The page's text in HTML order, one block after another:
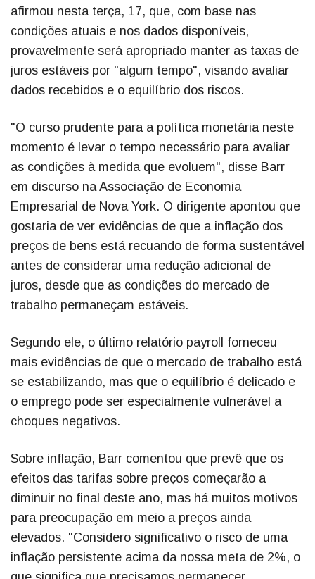
afirmou nesta terça, 17, que, com base nas
condições atuais e nos dados disponíveis,
provavelmente será apropriado manter as taxas de
juros estáveis por "algum tempo", visando avaliar
dados recebidos e o equilíbrio dos riscos.
"O curso prudente para a política monetária neste
momento é levar o tempo necessário para avaliar
as condições à medida que evoluem", disse Barr
em discurso na Associação de Economia
Empresarial de Nova York. O dirigente apontou que
gostaria de ver evidências de que a inflação dos
preços de bens está recuando de forma sustentável
antes de considerar uma redução adicional de
juros, desde que as condições do mercado de
trabalho permaneçam estáveis.
Segundo ele, o último relatório payroll forneceu
mais evidências de que o mercado de trabalho está
se estabilizando, mas que o equilíbrio é delicado e
o emprego pode ser especialmente vulnerável a
choques negativos.
Sobre inflação, Barr comentou que prevê que os
efeitos das tarifas sobre preços começarão a
diminuir no final deste ano, mas há muitos motivos
para preocupação em meio a preços ainda
elevados. "Considero significativo o risco de uma
inflação persistente acima da nossa meta de 2%, o